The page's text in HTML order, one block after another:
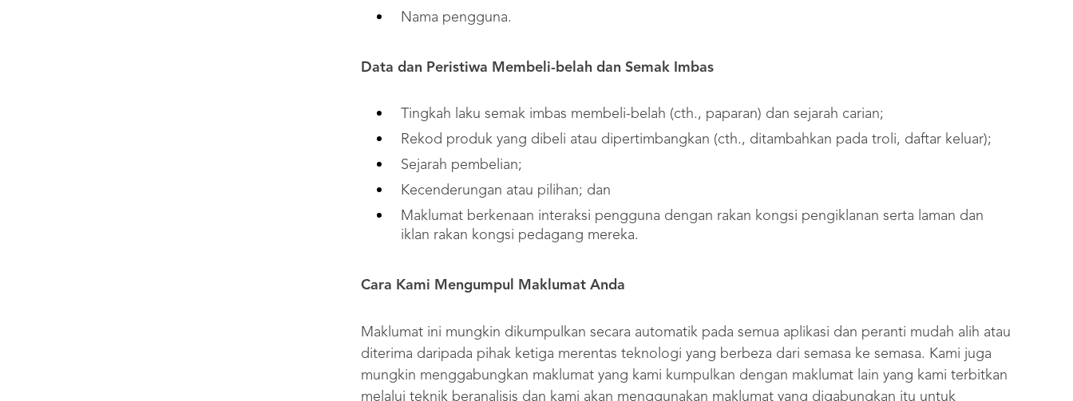
Nama pengguna.
Data dan Peristiwa Membeli-belah dan Semak Imbas
Tingkah laku semak imbas membeli-belah (cth., paparan) dan sejarah carian;
Rekod produk yang dibeli atau dipertimbangkan (cth., ditambahkan pada troli, daftar keluar);
Sejarah pembelian;
Kecenderungan atau pilihan; dan
Maklumat berkenaan interaksi pengguna dengan rakan kongsi pengiklanan serta laman dan
iklan rakan kongsi pedagang mereka.
Cara Kami Mengumpul Maklumat Anda
Maklumat ini mungkin dikumpulkan secara automatik pada semua aplikasi dan peranti mudah alih atau
diterima daripada pihak ketiga merentas teknologi yang berbeza dari semasa ke semasa. Kami juga
mungkin menggabungkan maklumat yang kami kumpulkan dengan maklumat lain yang kami terbitkan
melalui teknik beranalisis dan kami akan menggunakan maklumat yang digabungkan itu untuk